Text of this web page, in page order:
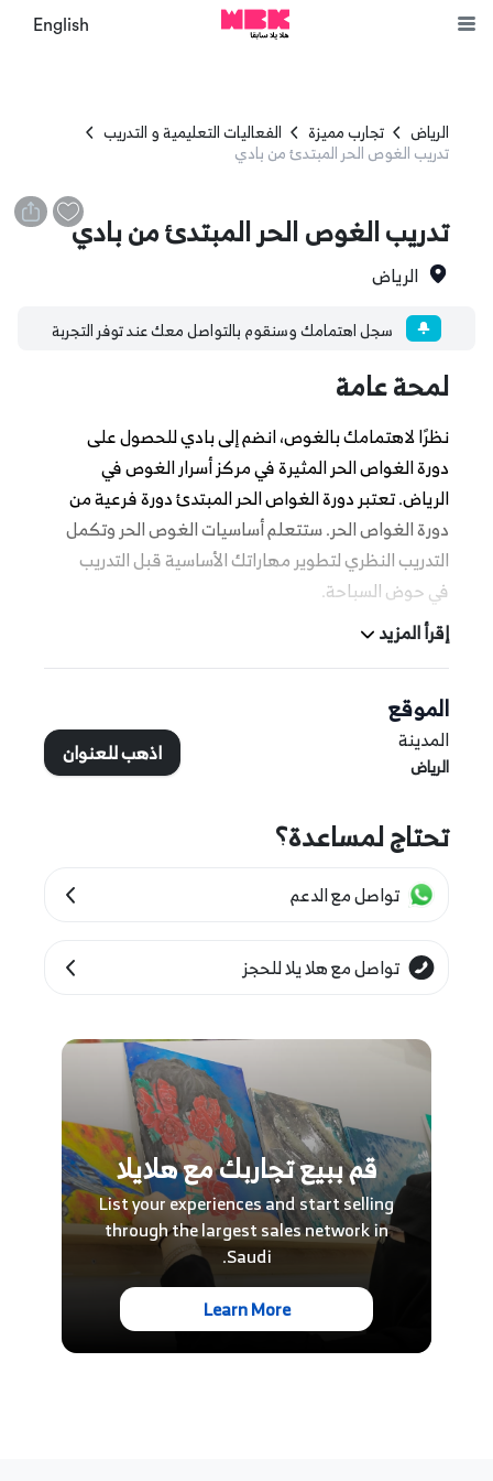
English
الرياض تجارب مميزة الفعاليات التعليمية و التدريب
تدريب الغوص الحر المبتدئ من بادي
تدريب الغوص الحر المبتدئ من بادي
الرياض
سجل اهتمامك وسنقوم بالتواصل معك عند توفر التجربة
لمحة عامة
نظرًا لاهتمامك بالغوص، انضم إلى بادي للحصول على
دورة الغواص الحر المثيرة في مركز أسرار الغوص في
الرياض. تعتبر دورة الغواص الحر المبتدئ دورة فرعية من
دورة الغواص الحر. ستتعلم أساسيات الغوص الحر وتكمل
التدريب النظري لتطوير مهاراتك الأساسية قبل التدريب
في حوض السباحة.
المزيد من التفاصيل
يتطلب الحد الأدنى للحجز شخص واحد.
تتناسب هذه التجربة مع الرجال والنساء والأطفال
تتطلب متطلبات هذه الدورة القدرة على السباحة
بدون مساعدة سباحة أو 300 متر/300 ياردة بقناع
بعد اجتياز الدورة، ستحصل على شهادة بادي
الأساسية للغواص الحر.
يؤهلك هذا التدريب للقيام بالغطس الحر مع محترف
مرخص.
يجب أن يتم الحجز قبل 12 ساعة على الأقل.
مدة التجربة والجداول الزمنية
إقرأ المزيد
الموقع
المدينة
الرياض اذهب للعنوان
تحتاج لمساعدة؟
تواصل مع الدعم
تواصل مع هلا يلا للحجز
قم ببيع تجاربك مع هلايلا
List your experiences and start selling
through the largest sales network in
Saudi.
Learn More